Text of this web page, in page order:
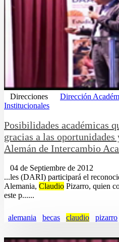
Direcciones
Dirección
Institucionales
Posibilidades académicas
gracias a las
Alemán de Intercambio
04 de Septiembre de 2012
...les (DARI) participará el
Alemania, Claudio Pizarro, quien
este p......
alemania becas claudio pizarro